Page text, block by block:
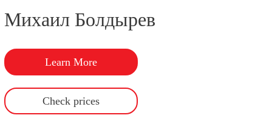
Михаил Болдырев
Learn More
Check prices